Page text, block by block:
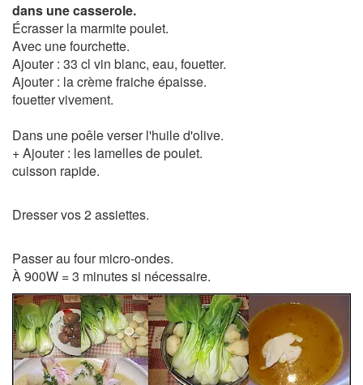
dans une casserole.
Écrasser la marmite poulet.
Avec une fourchette.
Ajouter : 33 cl vin blanc, eau, fouetter.
Ajouter : la crème fraiche épaisse.
fouetter vivement.
Dans une poêle verser l'huile d'olive.
+ Ajouter : les lamelles de poulet.
cuisson rapide.
Dresser vos 2 assiettes.
Passer au four micro-ondes.
À 900W = 3 minutes si nécessaire.